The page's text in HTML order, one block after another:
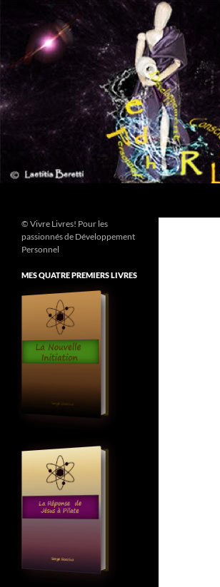
contenu
© Vivre Livres! Pour les
passionnés de Développement
Personnel
MES QUATRE PREMIERS LIVRES